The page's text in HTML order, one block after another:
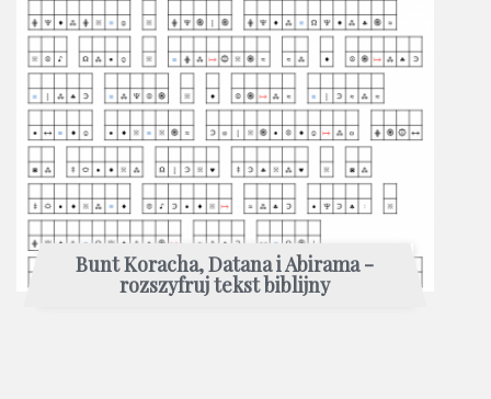
Bunt Koracha, Datana i Abirama -
rozszyfruj tekst biblijny